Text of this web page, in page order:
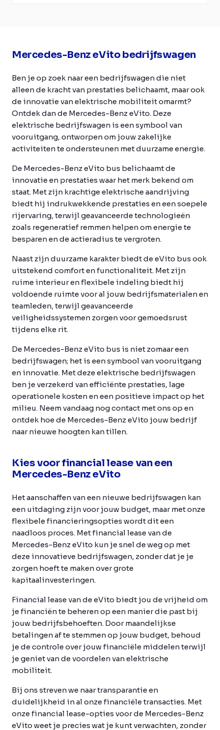
Mercedes-Benz eVito bedrijfswagen
Ben je op zoek naar een bedrijfswagen die niet
alleen de kracht van prestaties belichaamt, maar ook
de innovatie van elektrische mobiliteit omarmt?
Ontdek dan de Mercedes-Benz eVito. Deze
elektrische bedrijfswagen is een symbool van
vooruitgang, ontworpen om jouw zakelijke
activiteiten te ondersteunen met duurzame energie.
De Mercedes-Benz eVito bus belichaamt de
innovatie en prestaties waar het merk bekend om
staat. Met zijn krachtige elektrische aandrijving
biedt hij indrukwekkende prestaties en een soepele
rijervaring, terwijl geavanceerde technologieën
zoals regeneratief remmen helpen om energie te
besparen en de actieradius te vergroten.
Naast zijn duurzame karakter biedt de eVito bus ook
uitstekend comfort en functionaliteit. Met zijn
ruime interieur en flexibele indeling biedt hij
voldoende ruimte voor al jouw bedrijfsmaterialen en
teamleden, terwijl geavanceerde
veiligheidssystemen zorgen voor gemoedsrust
tijdens elke rit.
De Mercedes-Benz eVito bus is niet zomaar een
bedrijfswagen; het is een symbool van vooruitgang
en innovatie. Met deze elektrische bedrijfswagen
ben je verzekerd van efficiënte prestaties, lage
operationele kosten en een positieve impact op het
milieu. Neem vandaag nog contact met ons op en
ontdek hoe de Mercedes-Benz eVito jouw bedrijf
naar nieuwe hoogten kan tillen.
Kies voor financial lease van een
Mercedes-Benz eVito
Het aanschaffen van een nieuwe bedrijfswagen kan
een uitdaging zijn voor jouw budget, maar met onze
flexibele financieringsopties wordt dit een
naadloos proces. Met financial lease van de
Mercedes-Benz eVito kun je snel de weg op met
deze innovatieve bedrijfswagen, zonder dat je je
zorgen hoeft te maken over grote
kapitaalinvesteringen.
Financial lease van de eVito biedt jou de vrijheid om
je financiën te beheren op een manier die past bij
jouw bedrijfsbehoeften. Door maandelijkse
betalingen af te stemmen op jouw budget, behoud
je de controle over jouw financiële middelen terwijl
je geniet van de voordelen van elektrische
mobiliteit.
Bij ons streven we naar transparantie en
duidelijkheid in al onze financiële transacties. Met
onze financial lease-opties voor de Mercedes-Benz
eVito weet je precies wat je kunt verwachten, zonder